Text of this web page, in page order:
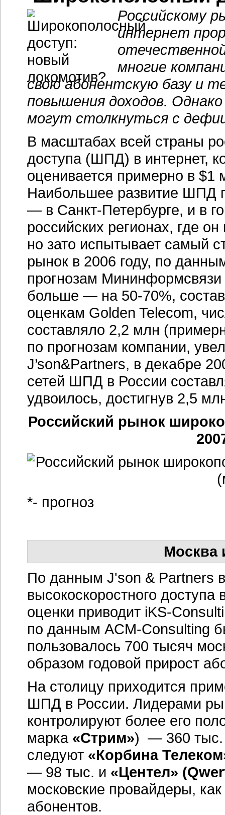
Российскому
интернет
многие
свою абонентскую базу и
повышения доходов.
могут столкнуться с
В масштабах всей страны
доступа (ШПД) в интернет,
оценивается примерно в $1
Наибольшее развитие ШПД
— в Санкт-Петербурге, и в
российских регионах, где
но зато испытывает самый
рынок в 2006 году, по
прогнозам
больше — на 50-70%,
оценкам Golden Telecom,
составляло 2,2 млн
по прогнозам компании,
J’son&Partners, в декабре
сетей ШПД в России
удвоилось, достигнув 2,5
Российский рынок
*- прогноз
Москва
По данным J'son & Partners
высокоскоростного
оценки приводит iKS-
по данным ACM-Consulting
пользовалось 700 тысяч
образом годовой прирост
На столицу приходится
ШПД в России. Лидерами
контролируют более его
марка «Стрим») — 360 тыс.
следуют «Корбина
— 98 тыс. и «Центел»
московские провайдеры,
абонентов.